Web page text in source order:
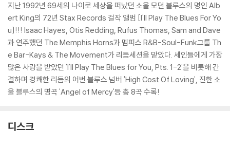
지난 1992년 69세의 나이로 세상을 떠났던 소울 모던 블루스의 명인 Alb
ert King의 72년 Stax Records 걸작 앨범 [I'll Play The Blues For Yo
u]!!! Isaac Hayes, Otis Redding, Rufus Thomas, Sam and Dave
과 연주했던 The Memphis Horns과 멤피스 R&B-Soul-Funk그룹 Th
e Bar-Kays & The Movement가 리듬세션을 맡았다. 세인들에게 가장
많은 사랑을 받았던 'I'll Play The Blues for You, Pts. 1-2'을 비롯해 간
결하며 경쾌한 리듬의 어번 블루스 넘버 'High Cost Of Loving', 진한 소
울 블루스의 명곡 'Angel of Mercy'등 총 8곡 수록!
디스크